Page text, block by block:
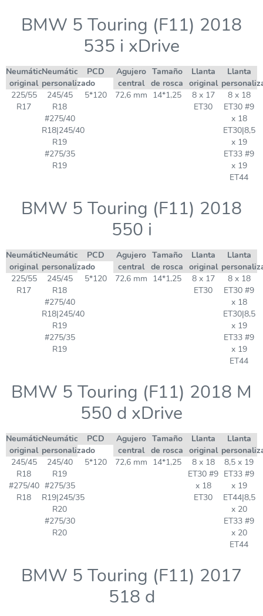
BMW 5 Touring (F11) 2018
535 i xDrive
Neumático
original
Neumático
personalizado
PCD
Agujero
central
Tamaño
de rosca
Llanta
original
Llanta
225/55
R17
245/45
R18
#275/40
R18|245/40
R19
#275/35
R19
5*120 72,6 mm 14*1,25
8 x 17
ET30
8 x 18
ET30 #9
x 18
ET30|8,5
x 19
ET33 #9
x 19
ET44
BMW 5 Touring (F11) 2018
550 i
Neumático
original
Neumático
personalizado
PCD
Agujero
central
Tamaño
de rosca
Llanta
original
Llanta
225/55
R17
245/45
R18
#275/40
R18|245/40
R19
#275/35
R19
5*120 72,6 mm 14*1,25
8 x 17
ET30
8 x 18
ET30 #9
x 18
ET30|8,5
x 19
ET33 #9
x 19
ET44
BMW 5 Touring (F11) 2018 M
550 d xDrive
Neumático
original
Neumático
personalizado
PCD
Agujero
central
Tamaño
de rosca
Llanta
original
Llanta
245/45
R18
#275/40
R18
245/40
R19
#275/35
R19|245/35
R20
#275/30
R20
5*120 72,6 mm 14*1,25
8 x 18
ET30 #9
x 18
ET30
8,5 x 19
ET33 #9
x 19
ET44|8,5
x 20
ET33 #9
x 20
ET44
BMW 5 Touring (F11) 2017
518 d